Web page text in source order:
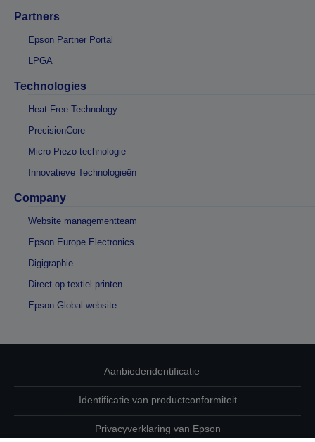
Partners
Epson Partner Portal
LPGA
Technologies
Heat-Free Technology
PrecisionCore
Micro Piezo-technologie
Innovatieve Technologieën
Company
Website managementteam
Epson Europe Electronics
Digigraphie
Direct op textiel printen
Epson Global website
Aanbiederidentificatie
Identificatie van productconformiteit
Privacyverklaring van Epson